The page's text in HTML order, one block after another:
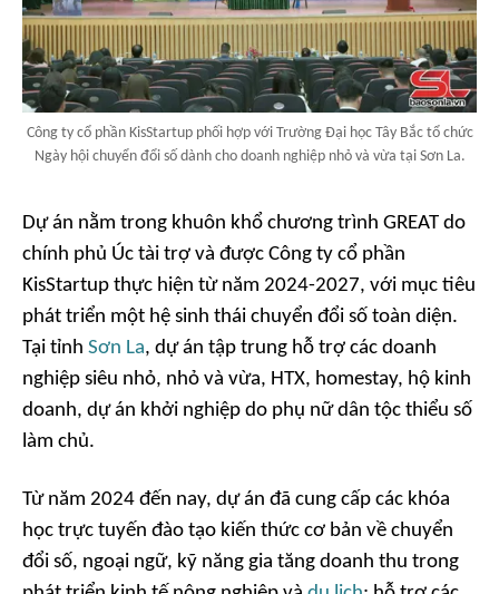
Công ty cổ phần KisStartup phối hợp với Trường Đại học Tây Bắc tổ chức
Ngày hội chuyển đổi số dành cho doanh nghiệp nhỏ và vừa tại Sơn La.
Dự án nằm trong khuôn khổ chương trình GREAT do
chính phủ Úc tài trợ và được Công ty cổ phần
KisStartup thực hiện từ năm 2024-2027, với mục tiêu
phát triển một hệ sinh thái chuyển đổi số toàn diện.
Tại tỉnh Sơn La, dự án tập trung hỗ trợ các doanh
nghiệp siêu nhỏ, nhỏ và vừa, HTX, homestay, hộ kinh
doanh, dự án khởi nghiệp do phụ nữ dân tộc thiểu số
làm chủ.
Từ năm 2024 đến nay, dự án đã cung cấp các khóa
học trực tuyến đào tạo kiến thức cơ bản về chuyển
đổi số, ngoại ngữ, kỹ năng gia tăng doanh thu trong